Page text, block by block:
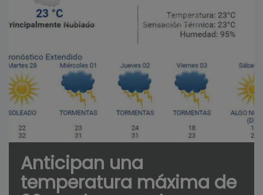
Anticipan una
temperatura máxima de